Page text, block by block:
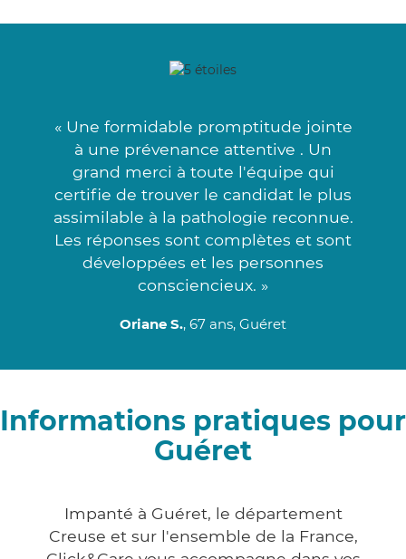
« Une formidable promptitude jointe
à une prévenance attentive . Un
grand merci à toute l'équipe qui
certifie de trouver le candidat le plus
assimilable à la pathologie reconnue.
Les réponses sont complètes et sont
développées et les personnes
consciencieux. »
Oriane S., 67 ans, Guéret
Informations pratiques pour
Guéret
Impanté à Guéret, le département
Creuse et sur l'ensemble de la France,